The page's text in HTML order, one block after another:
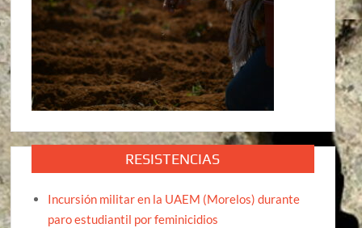
RESISTENCIAS
Incursión militar en la UAEM (Morelos) durante
paro estudiantil por feminicidios